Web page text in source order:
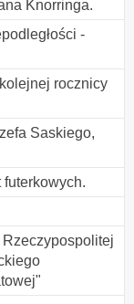
Knorringa.
-
rocznicy
Saskiego,